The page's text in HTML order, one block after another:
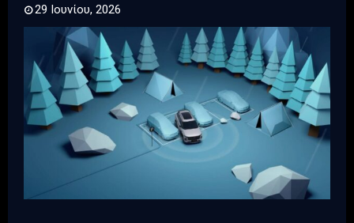
29 Ιουνίου, 2026